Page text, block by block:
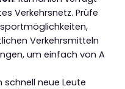
Verkehrsnetz. Prüfe
Verkehrsmitteln
um einfach von A
schnell neue Leute